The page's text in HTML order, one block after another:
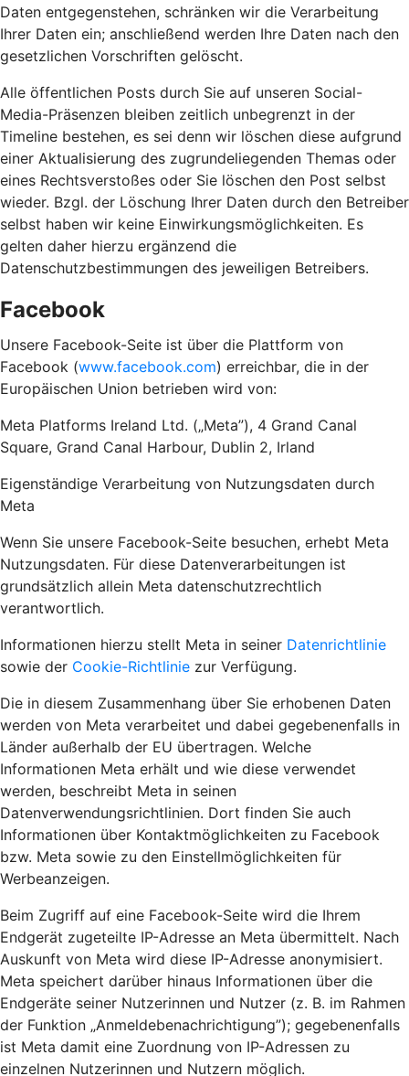
Daten entgegenstehen, schränken wir die Verarbeitung
Ihrer Daten ein; anschließend werden Ihre Daten nach den
gesetzlichen Vorschriften gelöscht.
Alle öffentlichen Posts durch Sie auf unseren Social-
Media-Präsenzen bleiben zeitlich unbegrenzt in der
Timeline bestehen, es sei denn wir löschen diese aufgrund
einer Aktualisierung des zugrundeliegenden Themas oder
eines Rechtsverstoßes oder Sie löschen den Post selbst
wieder. Bzgl. der Löschung Ihrer Daten durch den Betreiber
selbst haben wir keine Einwirkungsmöglichkeiten. Es
gelten daher hierzu ergänzend die
Datenschutzbestimmungen des jeweiligen Betreibers.
Facebook
Unsere Facebook-Seite ist über die Plattform von
Facebook (www.facebook.com) erreichbar, die in der
Europäischen Union betrieben wird von:
Meta Platforms Ireland Ltd. („Meta”), 4 Grand Canal
Square, Grand Canal Harbour, Dublin 2, Irland
Eigenständige Verarbeitung von Nutzungsdaten durch
Meta
Wenn Sie unsere Facebook-Seite besuchen, erhebt Meta
Nutzungsdaten. Für diese Datenverarbeitungen ist
grundsätzlich allein Meta datenschutzrechtlich
verantwortlich.
Informationen hierzu stellt Meta in seiner Datenrichtlinie
sowie der Cookie-Richtlinie zur Verfügung.
Die in diesem Zusammenhang über Sie erhobenen Daten
werden von Meta verarbeitet und dabei gegebenenfalls in
Länder außerhalb der EU übertragen. Welche
Informationen Meta erhält und wie diese verwendet
werden, beschreibt Meta in seinen
Datenverwendungsrichtlinien. Dort finden Sie auch
Informationen über Kontaktmöglichkeiten zu Facebook
bzw. Meta sowie zu den Einstellmöglichkeiten für
Werbeanzeigen.
Beim Zugriff auf eine Facebook-Seite wird die Ihrem
Endgerät zugeteilte IP-Adresse an Meta übermittelt. Nach
Auskunft von Meta wird diese IP-Adresse anonymisiert.
Meta speichert darüber hinaus Informationen über die
Endgeräte seiner Nutzerinnen und Nutzer (z. B. im Rahmen
der Funktion „Anmeldebenachrichtigung”); gegebenenfalls
ist Meta damit eine Zuordnung von IP-Adressen zu
einzelnen Nutzerinnen und Nutzern möglich.